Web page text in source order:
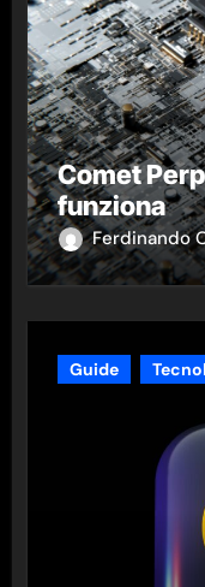
Comet
funziona
Ferdinando
Guide